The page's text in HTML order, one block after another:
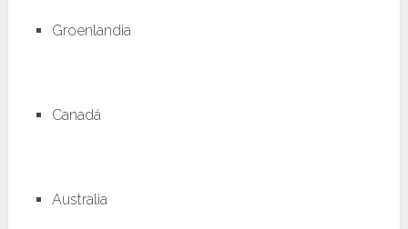
Groenlandia
Canadá
Australia